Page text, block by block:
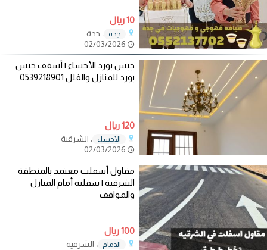
10 ريال
جدة
، جدة
جبس بورد الأحساء | أسقف جبس
بورد للمنازل والفلل 0539218901
120 ريال
الأحساء
، الشرقية
مقاول أسفلت معتمد بالمنطقة
الشرقية | سفلتة أمام المنازل
والمواقف
100 ريال
الدمام
، الشرقية